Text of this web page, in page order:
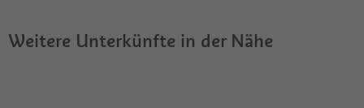
Weitere Unterkünfte in der Nähe